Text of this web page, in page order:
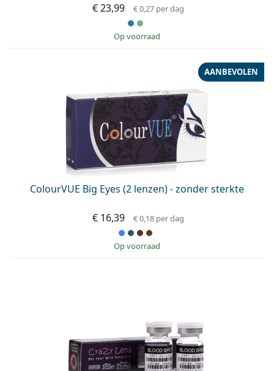
€ 23,99 € 0,27 per dag
op voorraad
ColourVUE Big Eyes (2 lenzen) - zonder sterkte
AANBEVOLEN
€ 16,39 € 0,18 per dag
op voorraad